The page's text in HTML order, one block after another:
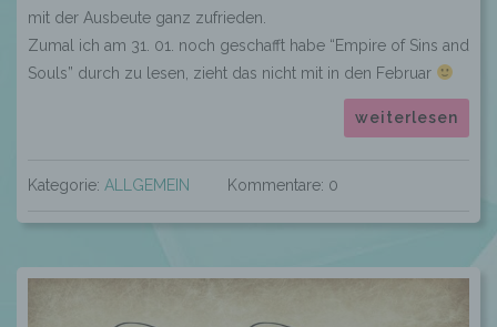
mit der Ausbeute ganz zufrieden.
Zumal ich am 31. 01. noch geschafft habe “Empire of Sins and
Souls” durch zu lesen, zieht das nicht mit in den Februar
weiterlesen
Kategorie: ALLGEMEIN Kommentare: 0